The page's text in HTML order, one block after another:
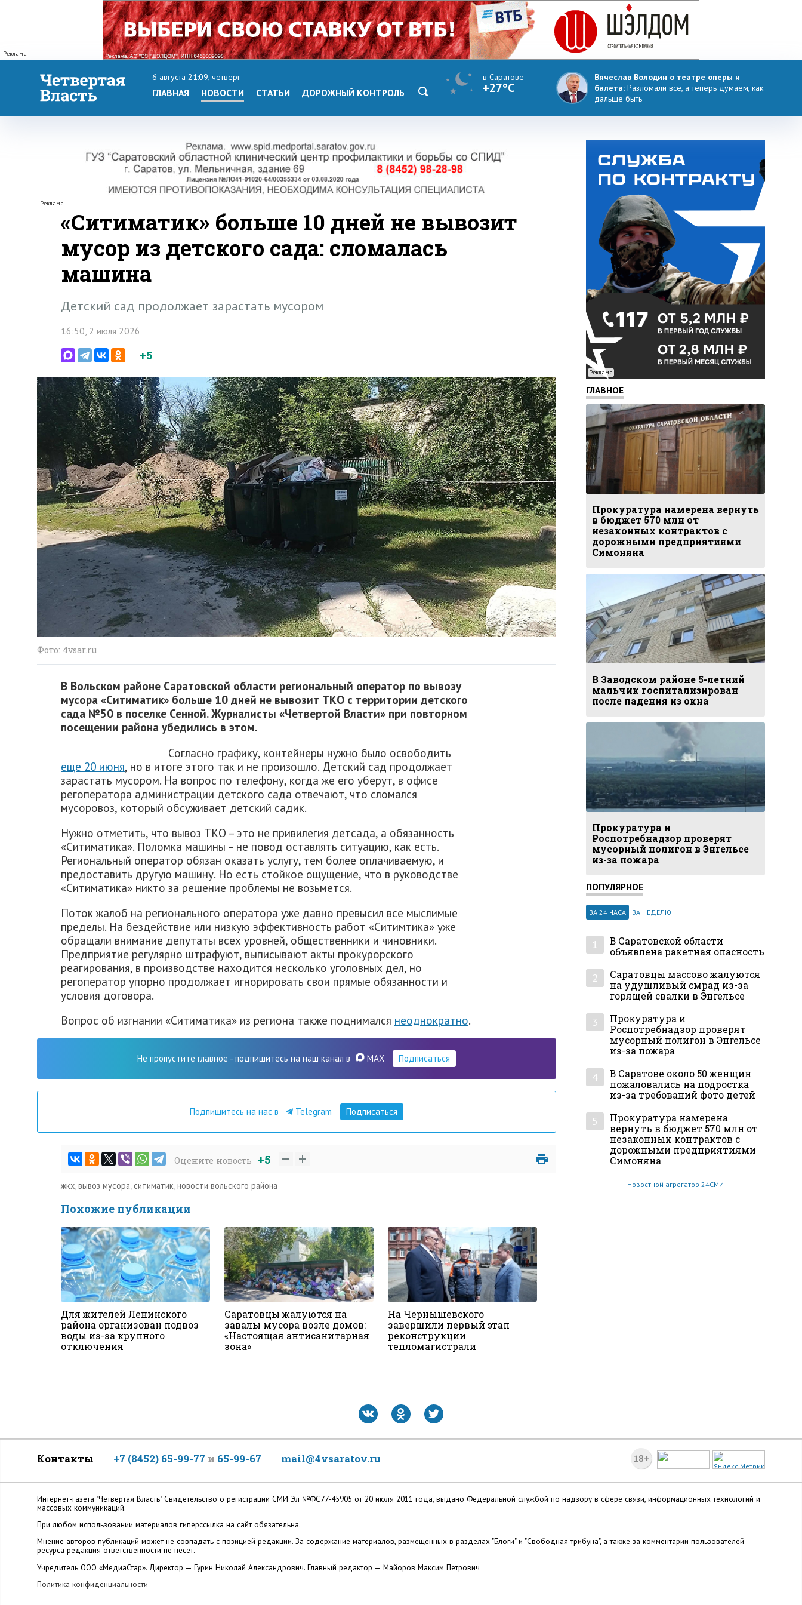
Реклама
6 августа 21:09, четверг
ГЛАВНАЯ НОВОСТИ СТАТЬИ ДОРОЖНЫЙ КОНТРОЛЬ
в Саратове
+27°C
Вячеслав Володин о театре оперы и
балета: Разломали все, а теперь думаем, как
дальше быть
Реклама
«Ситиматик» больше 10 дней не вывозит
мусор из детского сада: сломалась
машина
Детский сад продолжает зарастать мусором
16:50, 2 июля 2026
+5
Фото: 4vsar.ru
В Вольском районе Саратовской области региональный оператор по вывозу
мусора «Ситиматик» больше 10 дней не вывозит ТКО с территории детского
сада №50 в поселке Сенной. Журналисты «Четвертой Власти» при повторном
посещении района убедились в этом.
Согласно графику, контейнеры нужно было освободить
еще 20 июня, но в итоге этого так и не произошло. Детский сад продолжает
зарастать мусором. На вопрос по телефону, когда же его уберут, в офисе
регоператора администрации детского сада отвечают, что сломался
мусоровоз, который обсуживает детский садик.
Нужно отметить, что вывоз ТКО – это не привилегия детсада, а обязанность
«Ситиматика». Поломка машины – не повод оставлять ситуацию, как есть.
Региональный оператор обязан оказать услугу, тем более оплачиваемую, и
предоставить другую машину. Но есть стойкое ощущение, что в руководстве
«Ситиматика» никто за решение проблемы не возьмется.
Поток жалоб на регионального оператора уже давно превысил все мыслимые
пределы. На бездействие или низкую эффективность работ «Ситимтика» уже
обращали внимание депутаты всех уровней, общественники и чиновники.
Предприятие регулярно штрафуют, выписывают акты прокурорского
реагирования, в производстве находится несколько уголовных дел, но
регоператор упорно продолжает игнорировать свои прямые обязанности и
условия договора.
Вопрос об изгнании «Ситиматика» из региона также поднимался неоднократно.
Не пропустите главное - подпишитесь на наш канал в MAX Подписаться
Подпишитесь на нас в Telegram Подписаться
Оцените новость +5
жкх,вывоз мусора, ситиматик,новости вольского района
Похожие публикации
Для жителей Ленинского
района организован подвоз
воды из-за крупного
отключения
Саратовцы жалуются на
завалы мусора возле домов:
«Настоящая антисанитарная
зона»
На Чернышевского
завершили первый этап
реконструкции
тепломагистрали
Реклама
ГЛАВНОЕ
Прокуратура намерена вернуть
в бюджет 570 млн от
незаконных контрактов с
дорожными предприятиями
Симоняна
В Заводском районе 5-летний
мальчик госпитализирован
после падения из окна
Прокуратура и
Роспотребнадзор проверят
мусорный полигон в Энгельсе
из-за пожара
ПОПУЛЯРНОЕ
ЗА 24 ЧАСА ЗА НЕДЕЛЮ
1
В Саратовской области
объявлена ракетная опасность
2
Саратовцы массово жалуются
на удушливый смрад из-за
горящей свалки в Энгельсе
3
Прокуратура и
Роспотребнадзор проверят
мусорный полигон в Энгельсе
из-за пожара
4
В Саратове около 50 женщин
пожаловались на подростка
из-за требований фото детей
5
Прокуратура намерена
вернуть в бюджет 570 млн от
незаконных контрактов с
дорожными предприятиями
Симоняна
Новостной агрегатор 24СМИ
18+
Контакты +7 (8452) 65-99-77 и 65-99-67 mail@4vsaratov.ru
Интернет-газета "Четвертая Власть" Cвидетельство о регистрации СМИ Эл №ФС77-45905 от 20 июля 2011 года, выдано Федеральной службой по надзору в сфере связи, информационных технологий и
массовых коммуникаций.
При любом использовании материалов гиперссылка на сайт обязательна.
Мнение авторов публикаций может не совпадать с позицией редакции. За содержание материалов, размещенных в разделах "Блоги" и "Свободная трибуна", а также за комментарии пользователей
ресурса редакция ответственности не несет.
Учредитель ООО «МедиаСтар». Директор — Гурин Николай Александрович. Главный редактор — Майоров Максим Петрович
Политика конфиденциальности